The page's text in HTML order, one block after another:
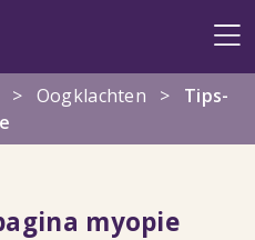
> Oogklachten >
Tips-
myopie